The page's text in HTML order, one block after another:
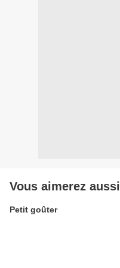
Vous aimerez aussi
Petit goûter